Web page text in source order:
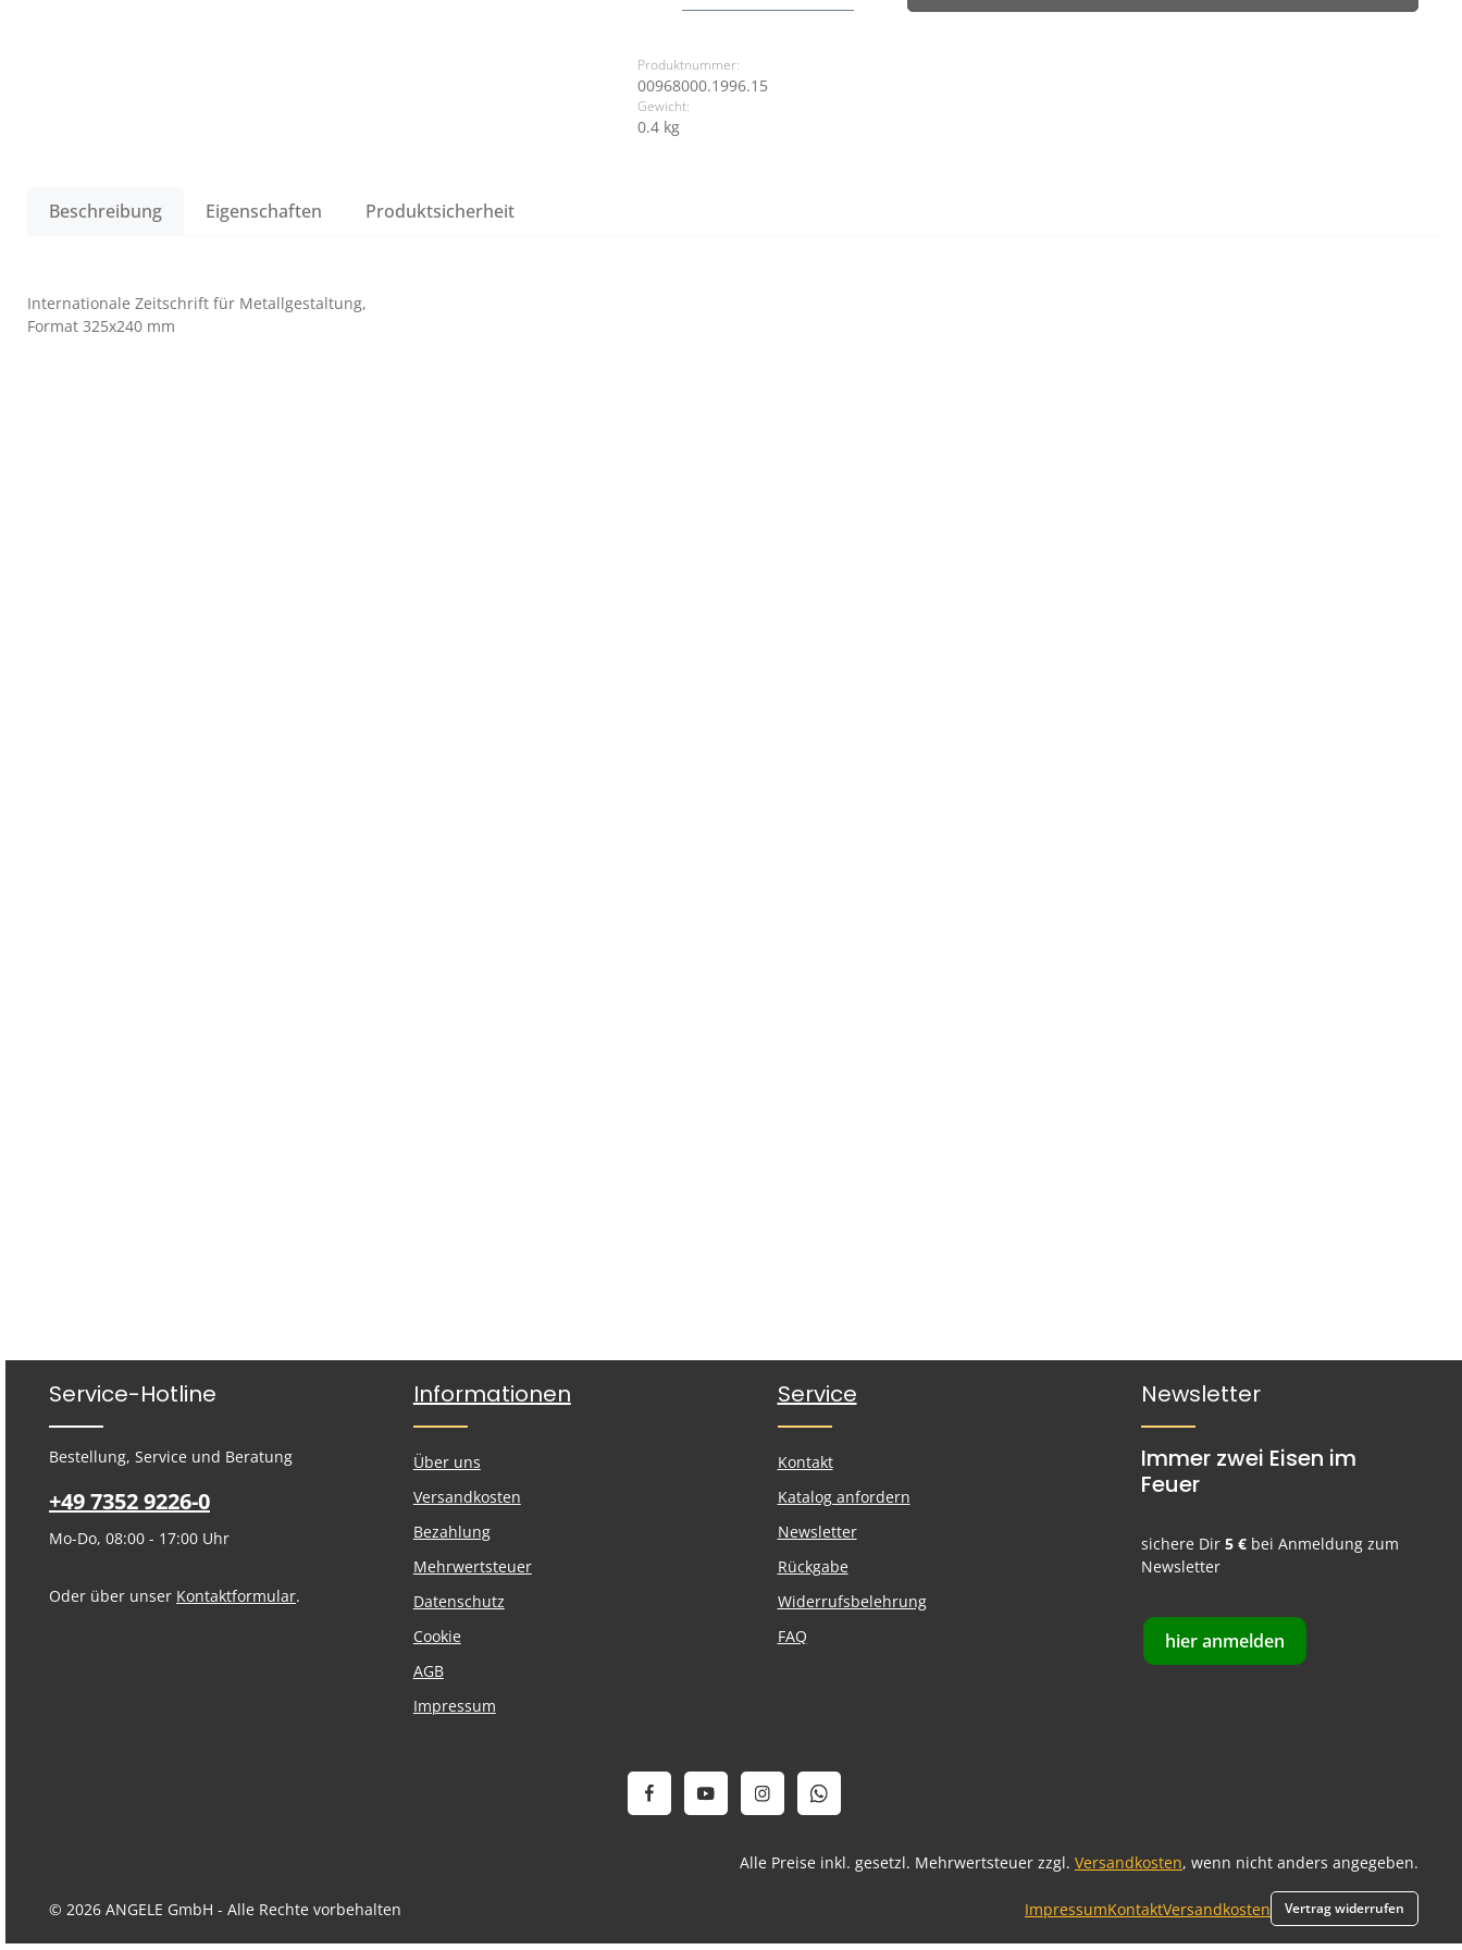
Produktnummer:
00968000.1996.15
Gewicht:
0.4 kg
Beschreibung Eigenschaften Produktsicherheit
Internationale Zeitschrift für Metallgestaltung,
Format 325x240 mm
Service-Hotline
Bestellung, Service und Beratung
+49 7352 9226-0
Mo-Do, 08:00 - 17:00 Uhr
Oder über unser Kontaktformular.
Informationen
Über uns
Versandkosten
Bezahlung
Mehrwertsteuer
Datenschutz
Cookie
AGB
Impressum
Service
Kontakt
Katalog anfordern
Newsletter
Rückgabe
Widerrufsbelehrung
FAQ
Newsletter
Immer zwei Eisen im
Feuer
sichere Dir5 € bei Anmeldung zum
Newsletter
hier anmelden
Alle Preise inkl. gesetzl. Mehrwertsteuer zzgl. Versandkosten, wenn nicht anders angegeben.
© 2026 ANGELE GmbH - Alle Rechte vorbehalten ImpressumKontaktVersandkosten Vertrag widerrufen